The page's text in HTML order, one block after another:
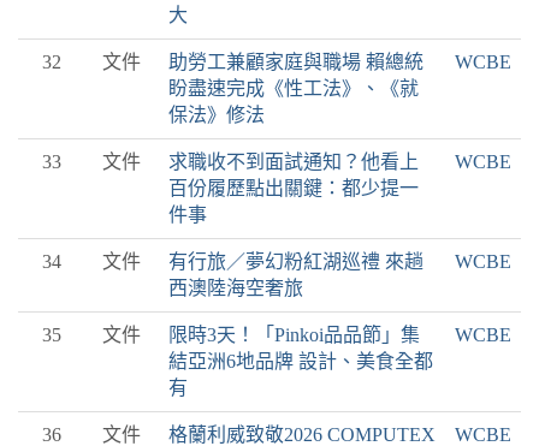
大
32 文件
助勞工兼顧家庭與職場 賴總統
盼盡速完成《性工法》、《就
保法》修法
WCBE
33 文件
求職收不到面試通知？他看上
百份履歷點出關鍵：都少提一
件事
WCBE
34 文件
有行旅／夢幻粉紅湖巡禮 來趟
西澳陸海空奢旅
WCBE
35 文件
限時3天！「Pinkoi品品節」集
結亞洲6地品牌 設計、美食全都
有
WCBE
36 文件
格蘭利威致敬2026 COMPUTEX
WCBE